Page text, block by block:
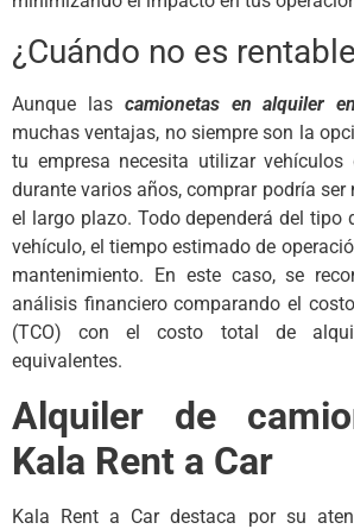
¿Cuándo no es
Aunque las camionetas en alquiler
muchas ventajas, no siempre son la
tu empresa necesita utilizar
durante varios años, comprar podría ser
el largo plazo. Todo dependerá del tipo
vehículo, el tiempo estimado de
mantenimiento. En este caso, se
análisis financiero comparando el
(TCO) con el costo total de
equivalentes.
Alquiler de
Kala Rent a Car
Kala Rent a Car destaca por su